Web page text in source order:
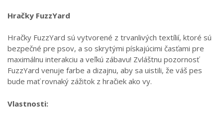
13,95 €
17,95 €
Hračky FuzzYard
Hračky FuzzYard sú vytvorené z trvanlivých textílií, ktoré sú
bezpečné pre psov, a so skrytými pískajúcimi časťami pre
maximálnu interakciu a veľkú zábavu! Zvláštnu pozornosť
FuzzYard venuje farbe a dizajnu, aby sa uistili, že váš pes
bude mať rovnaký zážitok z hračiek ako vy.
Vlastnosti: